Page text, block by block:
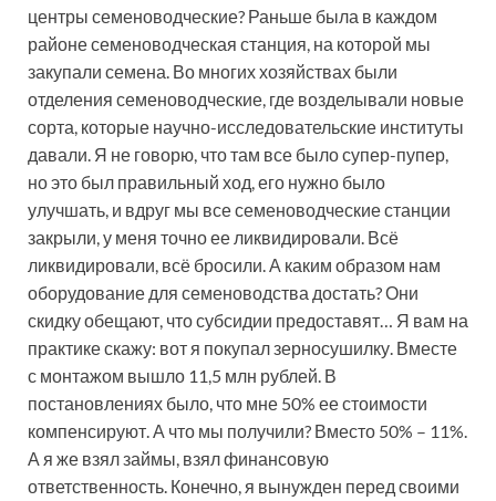
центры семеноводческие? Раньше была в каждом
районе семеноводческая станция, на которой мы
закупали семена. Во многих хозяйствах были
отделения семеноводческие, где возделывали новые
сорта, которые научно-исследовательские институты
давали. Я не говорю, что там все было супер-пупер,
но это был правильный ход, его нужно было
улучшать, и вдруг мы все семеноводческие станции
закрыли, у меня точно ее ликвидировали. Всё
ликвидировали, всё бросили. А каким образом нам
оборудование для семеноводства достать? Они
скидку обещают, что субсидии предоставят… Я вам на
практике скажу: вот я покупал зерносушилку. Вместе
с монтажом вышло 11,5 млн рублей. В
постановлениях было, что мне 50% ее стоимости
компенсируют. А что мы получили? Вместо 50% – 11%.
А я же взял займы, взял финансовую
ответственность. Конечно, я вынужден перед своими